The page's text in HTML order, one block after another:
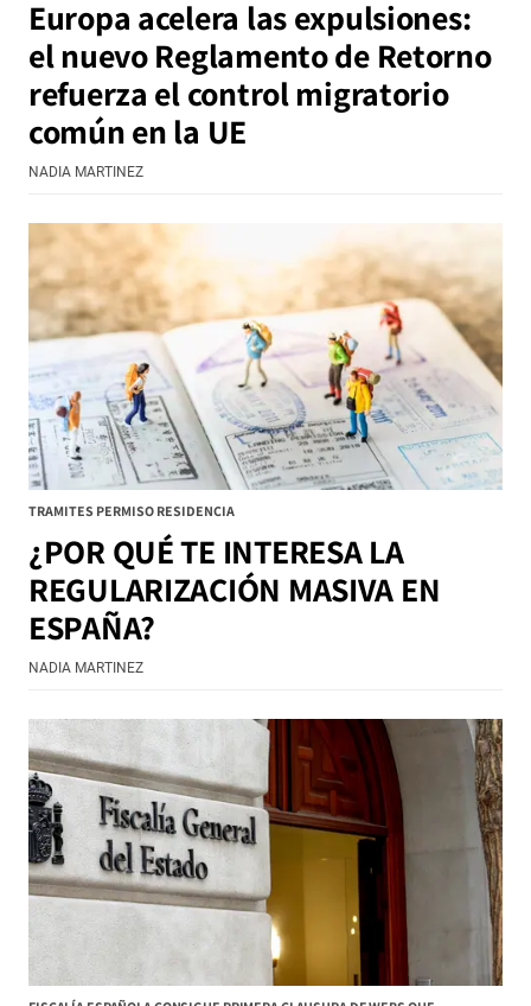
Europa acelera las expulsiones:
el nuevo Reglamento de Retorno
refuerza el control migratorio
común en la UE
NADIA MARTINEZ
TRAMITES PERMISO RESIDENCIA
¿POR QUÉ TE INTERESA LA
REGULARIZACIÓN MASIVA EN
ESPAÑA?
NADIA MARTINEZ